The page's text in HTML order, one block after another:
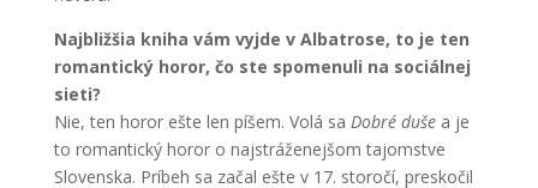
Najbližšia kniha vám vyjde v Albatrose, to je ten
romantický horor, čo ste spomenuli na sociálnej
sieti?
Nie, ten horor ešte len píšem. Volá sa Dobré dušea je
to romantický horor o najstráženejšom tajomstve
Slovenska. Príbeh sa začal ešte v 17. storočí, preskočil